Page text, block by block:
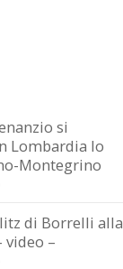
si
Lombardia lo
Montegrino
di Borrelli alla
video –